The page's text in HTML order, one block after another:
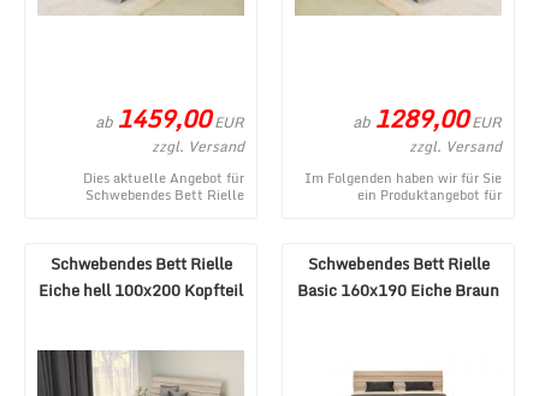
ab 1459,00EUR
zzgl. Versand
Dies aktuelle Angebot für
Schwebendes Bett Rielle
ab 1289,00EUR
zzgl. Versand
Im Folgenden haben wir für Sie
ein Produktangebot für
Schwebendes Bett Rielle
Eiche hell 100x200 Kopfteil
Schwebendes Bett Rielle
Basic 160x190 Eiche Braun